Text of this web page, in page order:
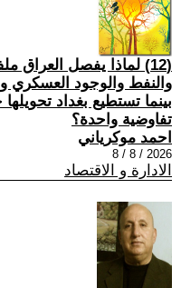
(12) لماذا يفصل العراق
والنفط والوجود العسكري
بينما تستطيع بغداد
تفاوضية واحدة؟
احمد موكرياني
2026 / 8 / 8
الادارة و الاقتصاد